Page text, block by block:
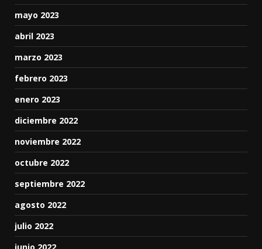
mayo 2023
abril 2023
marzo 2023
febrero 2023
enero 2023
diciembre 2022
noviembre 2022
octubre 2022
septiembre 2022
agosto 2022
julio 2022